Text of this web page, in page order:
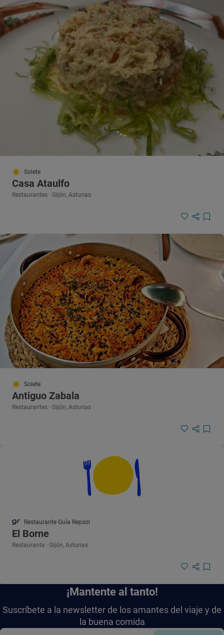
Solete
Casa Ataulfo
Restaurantes · Gijón, Asturias
Solete
Antiguo Zabala
Restaurantes · Gijón, Asturias
Restaurante Guía Repsol
El Borne
Restaurante · Gijón, Asturias
¡Mantente al tanto!
Suscríbete a la newsletter de los amantes del viaje y de
la buena comida